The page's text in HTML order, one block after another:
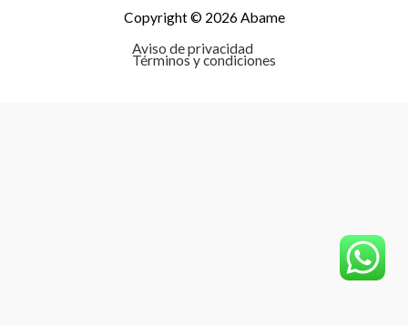
Copyright © 2026 Abame
Aviso de privacidad
Términos y condiciones